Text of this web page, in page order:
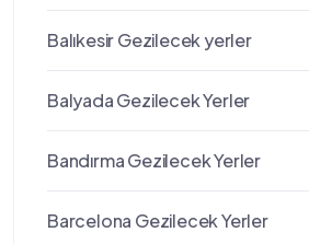
Balıkesir Gezilecek yerler
Balyada Gezilecek Yerler
Bandırma Gezilecek Yerler
Barcelona Gezilecek Yerler